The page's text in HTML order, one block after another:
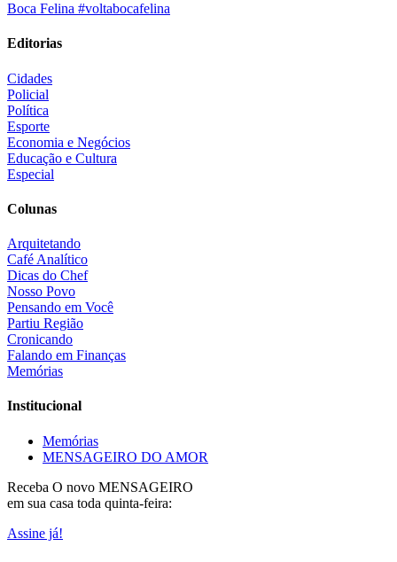
Boca Felina #voltabocafelina
Editorias
Cidades
Policial
Política
Esporte
Economia e Negócios
Educação e Cultura
Especial
Colunas
Arquitetando
Café Analítico
Dicas do Chef
Nosso Povo
Pensando em Você
Partiu Região
Cronicando
Falando em Finanças
Memórias
Institucional
Memórias
MENSAGEIRO DO AMOR
Receba O novo MENSAGEIRO
em sua casa toda quinta-feira:
Assine já!